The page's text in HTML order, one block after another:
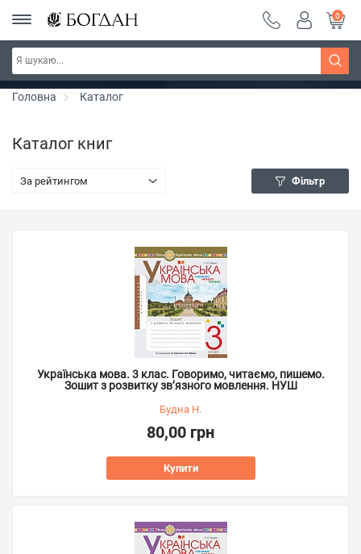
РОЗПРОДАЖ ~ 150 грн ~ 200 грн ~ 250 грн ~
300 грн ~ РОЗПРОДАЖ
Дізнатись більше
0
Головна Каталог
Каталог книг
За рейтингом Фільтр
Українська мова. 3 клас. Говоримо, читаємо, пишемо.
Зошит з розвитку зв’язного мовлення. НУШ
Будна Н.
80,00 грн
Купити